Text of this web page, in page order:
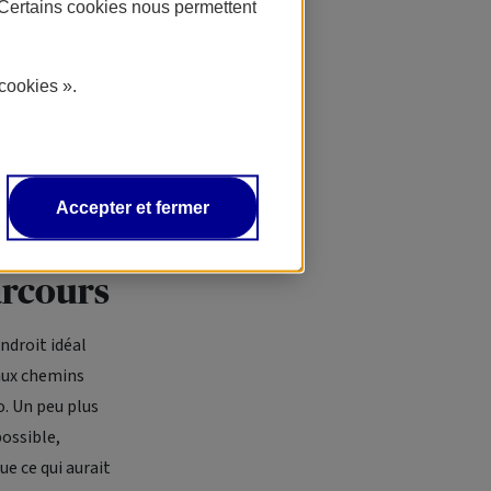
cookies nous permettent
».
Accepter et fermer
off-road est
idéal
chemins
Un peu plus
ce qui aurait